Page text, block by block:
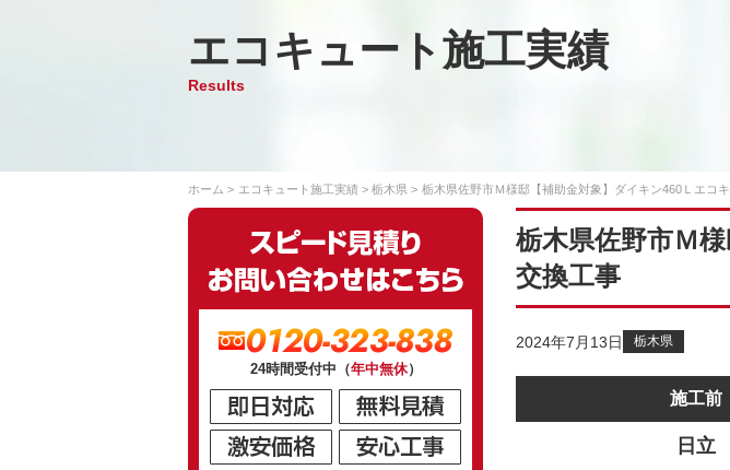
エコキュート施工実績
Results
ホーム エコキュート施工実績 栃木県 栃木県佐野市Ｍ様邸【補助金対象】ダイキン460Ｌエコ
栃木県佐野市Ｍ
交換工事
2024年7月13日 栃木県
施工前
日立
0120-323-838
24時間受付中（年中無休）